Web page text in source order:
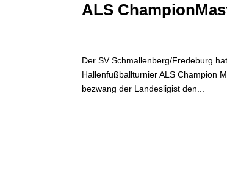
ALS
Der SV Schmallenberg/Fredeburg
Hallenfußballturnier ALS Champion
bezwang der Landesligist den...